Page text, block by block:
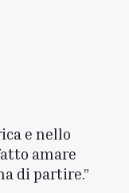
e nello
amare
di partire.